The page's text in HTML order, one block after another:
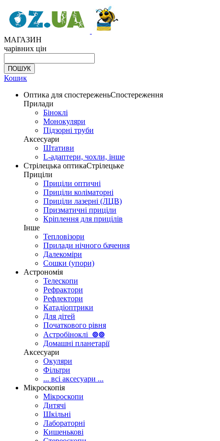
МАГАЗИН
чарівних цін
Кошик
Оптика для спостереженьСпостереження
Прилади
Біноклі
Монокуляри
Підзорні труби
Аксесуари
Штативи
L-адаптери, чохли, інше
Стрілецька оптикаСтрілецьке
Приціли
Приціли оптичні
Приціли коліматорні
Приціли лазерні (ЛЦВ)
Призматичні приціли
Кріплення для прицілів
Інше
Тепловізори
Прилади нічного бачення
Далекоміри
Сошки (упори)
Астрономія
Телескопи
Рефрактори
Рефлектори
Катадіоптрики
Для дітей
Початкового рівня
Астробіноклі ⊚⊚
Домашні планетарії
Аксесуари
Окуляри
Фільтри
... всі аксесуари ...
Мікроскопія
Мікроскопи
Дитячі
Шкільні
Лабораторні
Кишенькові